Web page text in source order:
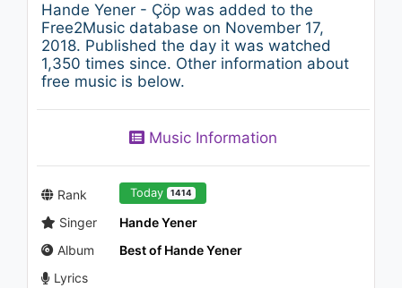
03:41
Laam - Savoir Qui Je Suis
(Gotta Go My Own Way)
(French Version)
1.1K - 7 years ago
03:48
1.2K - 7 years ago
Cihan Mürtezaoğlu - Esir
863 - 7 years ago
Hande Yener - Çöp was added to the
Free2Music database on November 17,
2018. Published the day it was watched
1,350 times since. Other information about
free music is below.
Music Information
Rank Today 1414
Singer
Hande Yener
Album
Best of Hande Yener
Lyrics